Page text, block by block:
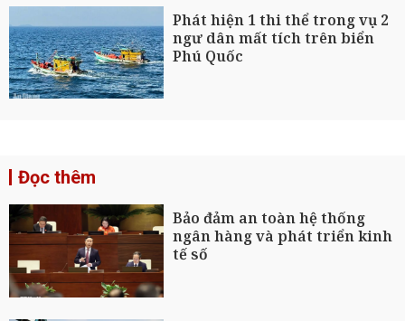
Phát hiện 1 thi thể trong vụ 2
ngư dân mất tích trên biển
Phú Quốc
Đọc thêm
Bảo đảm an toàn hệ thống
ngân hàng và phát triển kinh
tế số